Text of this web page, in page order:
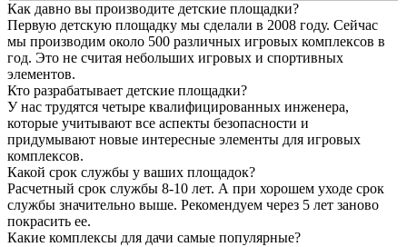
Как давно вы производите детские площадки?
Первую детскую площадку мы сделали в 2008 году. Сейчас
мы производим около 500 различных игровых комплексов в
год. Это не считая небольших игровых и спортивных
элементов.
Кто разрабатывает детские площадки?
У нас трудятся четыре квалифицированных инженера,
которые учитывают все аспекты безопасности и
придумывают новые интересные элементы для игровых
комплексов.
Какой срок службы у ваших площадок?
Расчетный срок службы 8-10 лет. А при хорошем уходе срок
службы значительно выше. Рекомендуем через 5 лет заново
покрасить ее.
Какие комплексы для дачи самые популярные?